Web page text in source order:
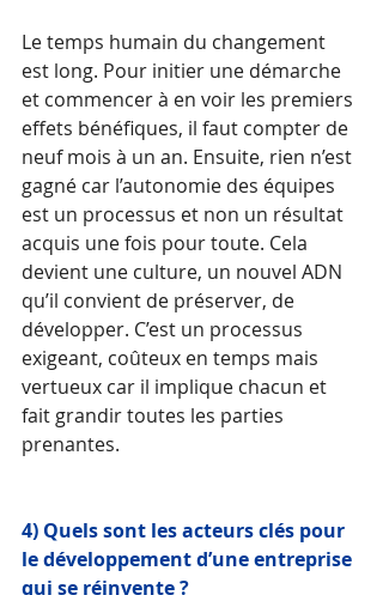
Le temps humain du changement
est long. Pour initier une démarche
et commencer à en voir les premiers
effets bénéfiques, il faut compter de
neuf mois à un an. Ensuite, rien n’est
gagné car l’autonomie des équipes
est un processus et non un résultat
acquis une fois pour toute. Cela
devient une culture, un nouvel ADN
qu’il convient de préserver, de
développer. C’est un processus
exigeant, coûteux en temps mais
vertueux car il implique chacun et
fait grandir toutes les parties
prenantes.
4) Quels sont les acteurs clés pour
le développement d’une entreprise
qui se réinvente ?